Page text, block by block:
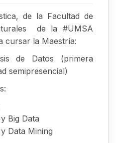
de la Facultad de
de la #UMSA
cursar la Maestría:
de Datos (primera
semipresencial)
Big Data
Data Mining